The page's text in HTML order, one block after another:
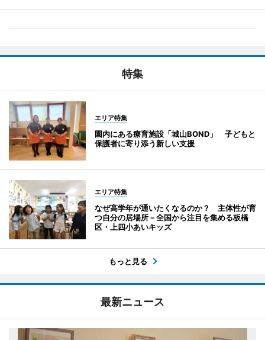
特集
エリア特集
園内にある療育施設「城山BOND」 子どもと
保護者に寄り添う新しい支援
エリア特集
なぜ高学年が通いたくなるのか？ 主体性が育
つ自分の居場所－全国から注目を集める板橋
区・上四小あいキッズ
もっと見る
最新ニュース